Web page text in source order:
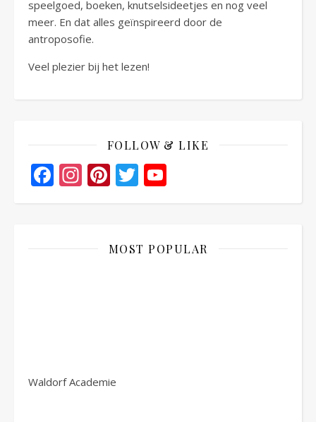
speelgoed, boeken, knutselsideetjes en nog veel
meer. En dat alles geïnspireerd door de
antroposofie.
Veel plezier bij het lezen!
FOLLOW & LIKE
Facebook
Instagram
Pinterest
Twitter
Channel
MOST POPULAR
Waldorf Academie